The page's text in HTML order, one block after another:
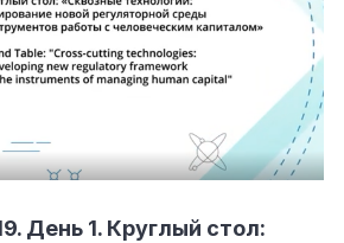
День 1. Круглый стол: